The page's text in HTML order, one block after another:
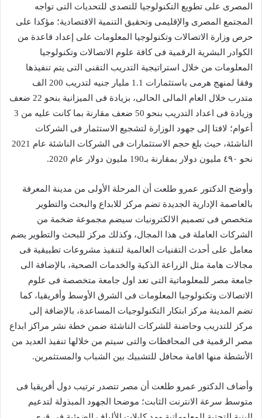
المصرى على تطويع التكنولوجيا للتصدى للتحديات التى تواجه
المجتمع المصرى والإقليمى وتحقيق التنمية الاقتصادية؛ مؤكدا على
حرص وزارة الاتصالات وتكنولوجيا المعلومات على إعداد قاعدة من
الكوادر البشرية الرقمية فى كافة علوم الاتصالات وتكنولوجيا
المعلومات من خلال استراتيجية التدريب التقنى التى يتم تنفيذها
وفقا لمنهج هرمى باستثمارات 1.1 مليار جنيه لتدريب 200 الف
متدرب خلال العام المالى الحالى، بزيادة فى الميزانية بنحو 22 ضعف
وزيادة فى اعداد التدريب بنحو 50 ضعف مقارنة بما كانت عليه من 3
أعوام؛ لافتا إلى جهود الوزارة لتشجيع الاستثمار فى الشركات
الناشئة، حيث بلغ حجم الاستثمارات فى الشركات الناشئة عام 2021
نحو ٤٩٠ مليون دولار بمقارنة بـ190 مليون دولار عام 2020.
وأوضح الدكتور عمرو طلعت أن المرحلة الأولى من مدينة المعرفة
بالعاصمة الإدارية الجديدة تضم مركز للابداع والبحث والتطوير
متخصص فى تصميم الالكترونيات سيضم مجموعة ضخمة من
الشركات العاملة فى هذا المجال، وكذلك مركز للبحث والتطوير يضم
معامل على أحدث التقنيات العالمية لتنفيذ مشروعات تطبيقية فى
مجالات هامة مثل الزراعة الذكية والخدمات الصحية، بالإضافة الى
جامعة مصر للمعلوماتية التى تعد اول جامعة متخصصة فى علوم
الاتصالات وتكنولوجيا المعلومات فى الشرق الأوسط وأفريقيا، كما
تضم المدينة مركز ابتكار التكنولوجيات المساعدة، بالإضافة إلى
مركز للتدريب وحاضنة للشركات الناشئة ضمن خطة نشر مراكز ابداع
مصر الرقمية فى المحافظات والتى سيتم من خلالها تنفيذ العديد من
الأنشطة منها اقامة محافل للتشبيك بين الشباب والمستثمرين.
وأضاف الدكتور عمرو طلعت أن مصر تتصدر ترتيب دول أفريقيا فى
متوسط سرعة الانترنت الثابت؛ موضحا الجهود المبذولة لتدعيم